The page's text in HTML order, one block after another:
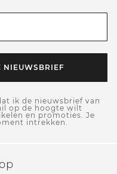
NIEUWSBRIEF
ik de nieuwsbrief van
op de hoogte wilt
en promoties. Je
intrekken.